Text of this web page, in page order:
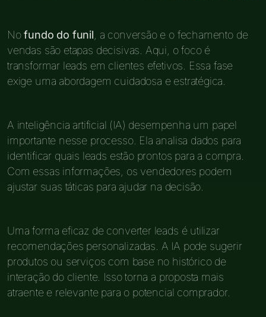
Nofundo do funil , a conversão e o fechamento de
vendas são etapas decisivas. Aqui, o foco é
transformar leads em clientes efetivos. Essa fase
exige uma abordagem cuidadosa e estratégica.
A inteligência artificial (IA) desempenha um papel
importante nesse processo. Ela analisa dados para
identificar quais leads estão prontos para a compra.
Com essas informações, os vendedores podem
ajustar suas táticas para ajudar na decisão.
Uma forma eficaz de converter leads é utilizar
recomendações personalizadas. A IA pode sugerir
produtos ou serviços com base no histórico de
interação do cliente. Isso torna a proposta mais
atraente e relevante para o potencial comprador.